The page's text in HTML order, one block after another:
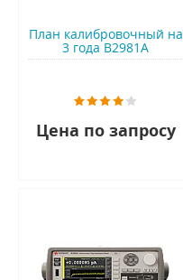
План калибровочный на
3 года B2981A
Цена по запросу